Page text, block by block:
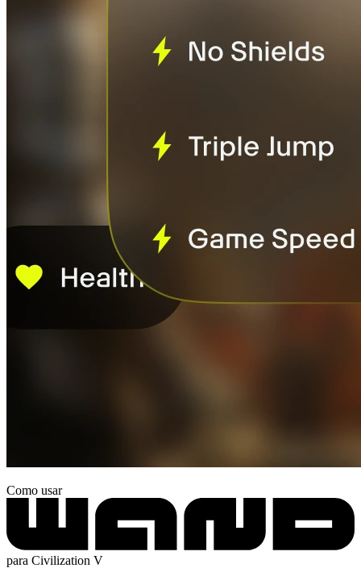
Como usar
para Civilization V